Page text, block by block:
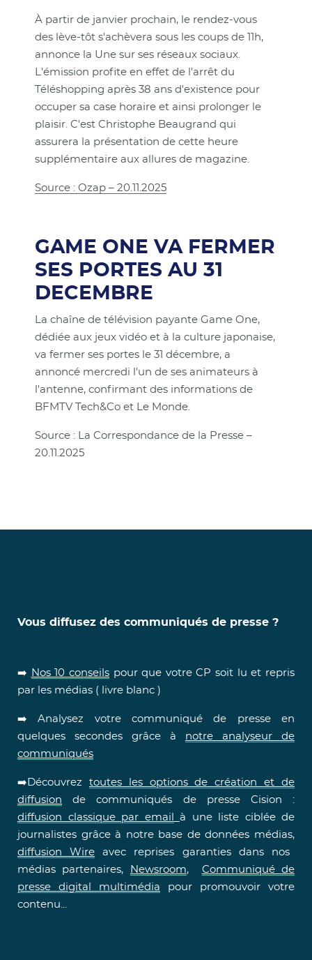
À partir de janvier prochain, le rendez-vous
des lève-tôt s'achèvera sous les coups de 11h,
annonce la Une sur ses réseaux sociaux.
L'émission profite en effet de l'arrêt du
Téléshopping après 38 ans d'existence pour
occuper sa case horaire et ainsi prolonger le
plaisir. C'est Christophe Beaugrand qui
assurera la présentation de cette heure
supplémentaire aux allures de magazine.
Source : Ozap – 20.11.2025
GAME ONE VA FERMER
SES PORTES AU 31
DECEMBRE
La chaîne de télévision payante Game One,
dédiée aux jeux vidéo et à la culture japonaise,
va fermer ses portes le 31 décembre, a
annoncé mercredi l'un de ses animateurs à
l'antenne, confirmant des informations de
BFMTV Tech&Co et Le Monde.
Source : La Correspondance de la Presse –
20.11.2025
Vous diffusez des communiqués de presse ?
➡️ Nos 10 conseilspour que votre CP soit lu et repris
par les médias ( livre blanc )
➡️ Analysez votre communiqué de presse en
quelques secondes grâce à notre analyseur de
communiqués
➡️Découvrez toutes les options de création et de
diffusion de communiqués de presse Cision :
diffusion classique par email
à une liste ciblée de
journalistes grâce à notre base de données médias,
diffusion Wire avec reprises garanties dans nos
médias partenaires,
Newsroom, Communiqué de
presse digital multimédia pour promouvoir votre
contenu...